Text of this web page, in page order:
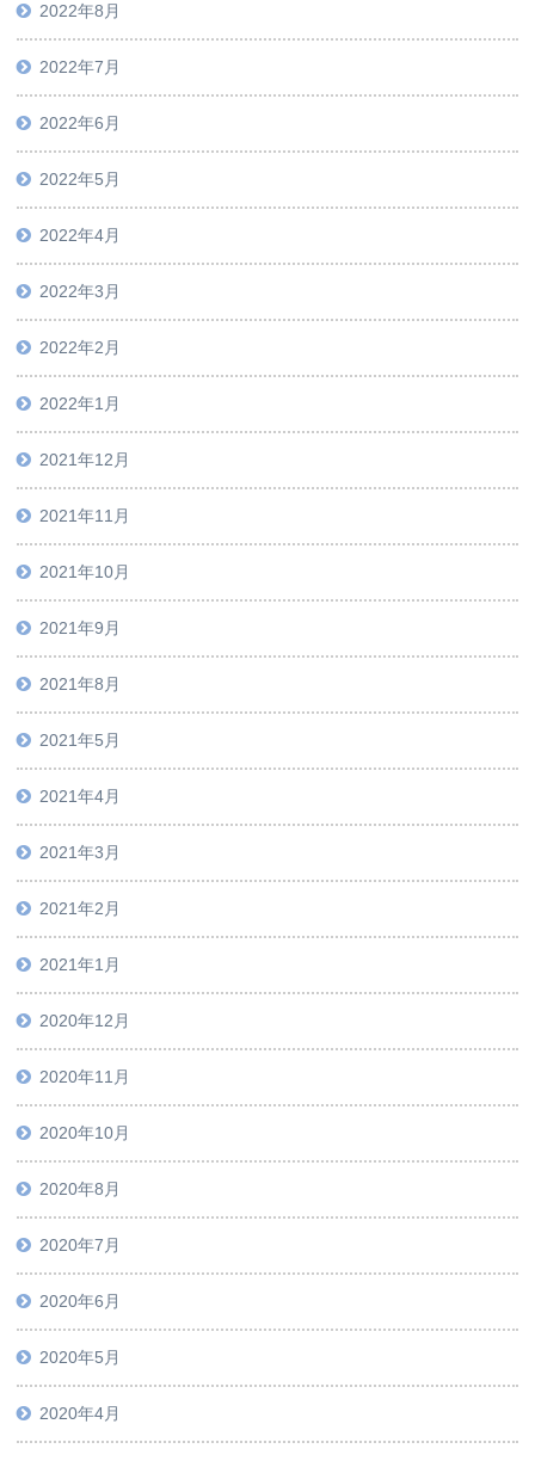
2022年8月
2022年7月
2022年6月
2022年5月
2022年4月
2022年3月
2022年2月
2022年1月
2021年12月
2021年11月
2021年10月
2021年9月
2021年8月
2021年5月
2021年4月
2021年3月
2021年2月
2021年1月
2020年12月
2020年11月
2020年10月
2020年8月
2020年7月
2020年6月
2020年5月
2020年4月